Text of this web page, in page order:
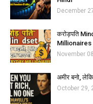
December
करोड़पति
Millionaires
November
अमीर बनो,
October 29,